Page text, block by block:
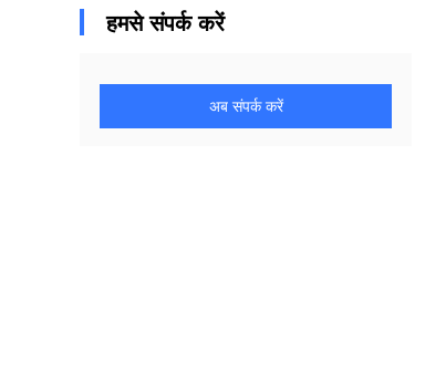
हमसे संपर्क करें
अब संपर्क करें